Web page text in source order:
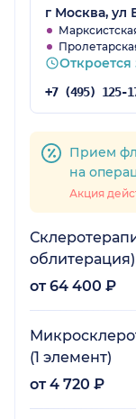
довольна.
г Москва, ул
Откроется
Прием
на
Акция
облитерация)
от 64 400 ₽
(1 элемент)
от 4 720 ₽